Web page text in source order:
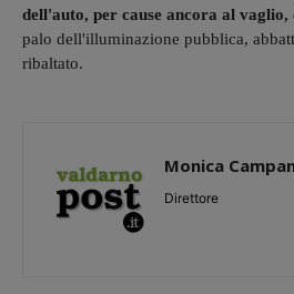
dell'auto, per cause ancora al vaglio,
palo dell'illuminazione pubblica,
ribaltato.
Monica
Direttore